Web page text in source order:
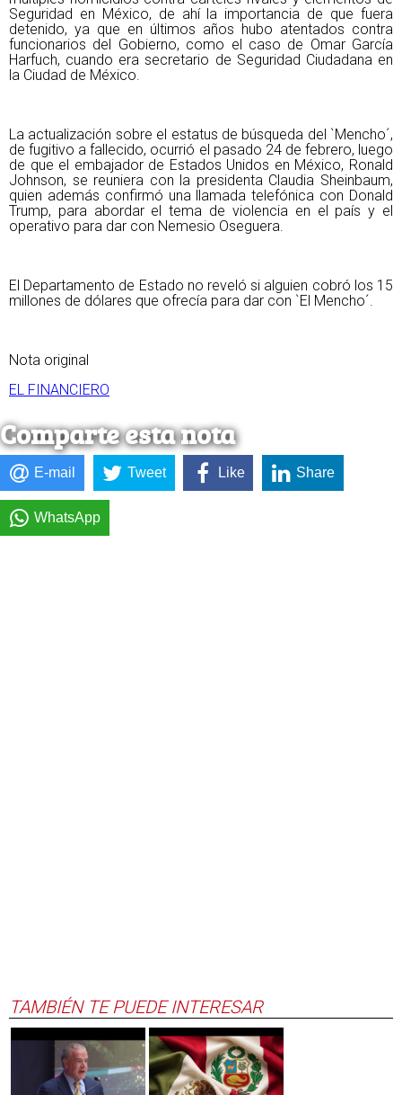
Seguridad en México, de ahí la importancia de que fuera
detenido, ya que en últimos años hubo atentados contra
funcionarios del Gobierno, como el caso de Omar García
Harfuch, cuando era secretario de Seguridad Ciudadana en
la Ciudad de México.
La actualización sobre el estatus de búsqueda del `Mencho´,
de fugitivo a fallecido, ocurrió el pasado 24 de febrero, luego
de que el embajador de Estados Unidos en México, Ronald
Johnson, se reuniera con la presidenta Claudia Sheinbaum,
quien además confirmó una llamada telefónica con Donald
Trump, para abordar el tema de violencia en el país y el
operativo para dar con Nemesio Oseguera.
El Departamento de Estado no reveló si alguien cobró los 15
millones de dólares que ofrecía para dar con `El Mencho´.
Nota original
EL FINANCIERO
Comparte esta nota
E-mail Tweet Like Share
WhatsApp
TAMBIÉN TE PUEDE INTERESAR